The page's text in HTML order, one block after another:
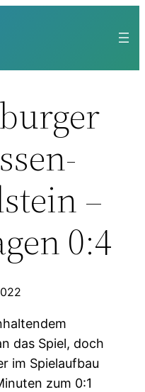
–
0:4
das Spiel, doch
im Spielaufbau
zum 0:1